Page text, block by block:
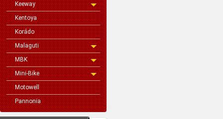
Keeway
Kentoya
Korádo
Malaguti
MBK
Mini-Bike
Motowell
Pannonia